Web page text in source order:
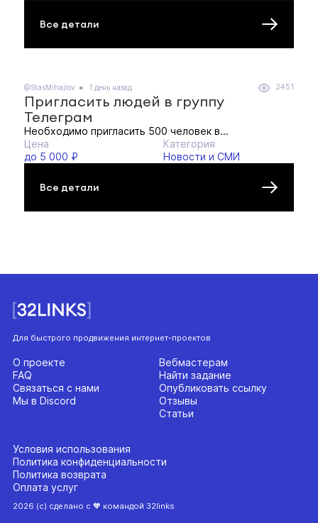
Все детали
@StasMihajlov 1 день назад 2451
Пригласить людей в группу
Телеграм
Необходимо пригласить 500 человек в...
Цена
до 5 000 ₽
Категория
Новости и СМИ
Все детали
Для быстрого продвижения интернет-проектов
Вебмастерам
Найти задание
Опубликовать ссылку
Отзывы
Статьи
О проекте
FAQ
Связаться с нами
Мы в Discord
Условия использования
Политика конфиденциальности
Политика возврата
Оплата услуг
2026 (с) сделано с 🧡 командой 32links